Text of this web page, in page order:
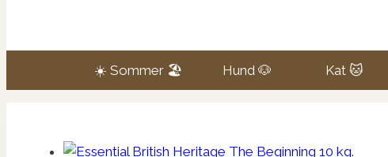
☀️ Sommer 🏖️ Hund 🐶 Kat 🐱